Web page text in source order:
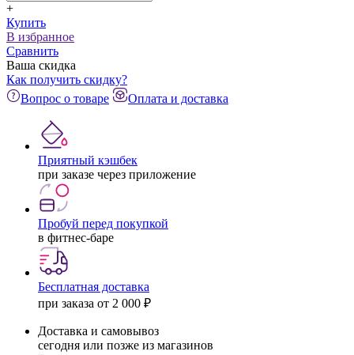
+
Купить
В избранное
Сравнить
Ваша скидка
Как получить скидку?
Вопрос о товаре
Оплата и доставка
Приятный кэшбек
при заказе через приложение
Пробуй перед покупкой
в фитнес-баре
Бесплатная доставка
при заказа от 2 000 ₽
Доставка и самовывоз
сегодня или позже из магазинов